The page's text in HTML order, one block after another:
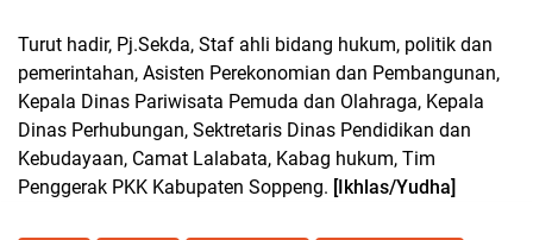
Turut hadir, Pj.Sekda, Staf ahli bidang hukum, politik dan
pemerintahan, Asisten Perekonomian dan Pembangunan,
Kepala Dinas Pariwisata Pemuda dan Olahraga, Kepala
Dinas Perhubungan, Sektretaris Dinas Pendidikan dan
Kebudayaan, Camat Lalabata, Kabag hukum, Tim
Penggerak PKK Kabupaten Soppeng. [Ikhlas/Yudha]